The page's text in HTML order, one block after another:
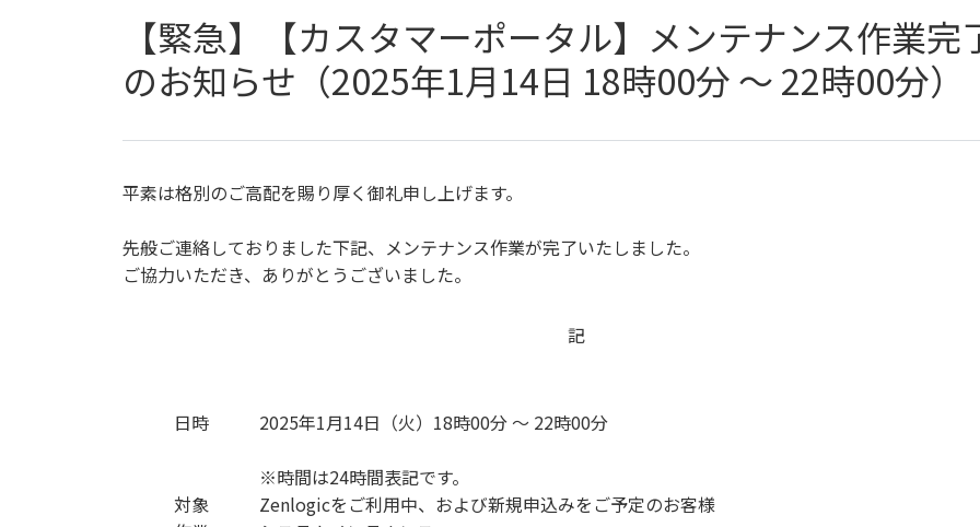
【緊急】【カスタマーポータル】メンテナンス作業完
のお知らせ（2025年1月14日 18時00分 ～ 22時00分）
平素は格別のご高配を賜り厚く御礼申し上げます。
先般ご連絡しておりました下記、メンテナンス作業が完了いたしました。
ご協力いただき、ありがとうございました。
記
日時 2025年1月14日（火）18時00分 ～ 22時00分
※時間は24時間表記です。
対象
Zenlogicをご利用中、および新規申込みをご予定のお客様